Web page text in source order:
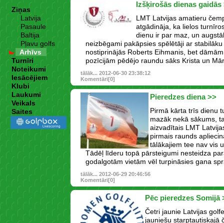
Ziņas
Latvija
Pasaule
Baltija
Pļavu golfs
Arhīvs
Turnīri
Noteikumi
Iesācējiem
Klubi
Laukumi
Veikals
Saites
Izšķirošās dienas gaidās
LMT Latvijas amatieru
atgādināja, ka lielos
dienu ir par maz, un
neizbēgami pakāpsies spēlētāji ar
nostiprinājās Roberts Eihmanis, bet
pozīcijām pēdējo raundu sāks Krista un
tālāk... 2012-06-30 23:38:12
Komentāri[0]
Pieredzes diena >>
Pirmā kārta trīs dienu
mazāk nekā sākums,
aizvadītais LMT
pirmais raunds
tālākajiem tee nav vis
Tādēļ līderu topā pārsteigumi nesteidza
godalgotām vietām vēl turpināsies gana
tālāk... 2012-06-29 20:46:56
Komentāri[0]
Pēc pieredzes Somijā
Četri jaunie Latvijas
jauniešu starptautiskajā